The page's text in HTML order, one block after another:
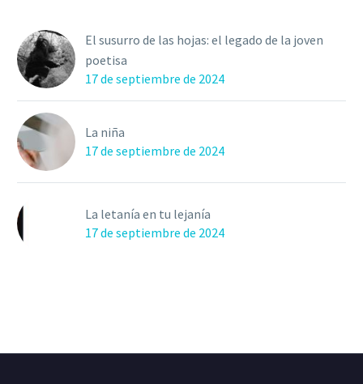
El susurro de las hojas: el legado de la joven
poetisa
17 de septiembre de 2024
La niña
17 de septiembre de 2024
La letanía en tu lejanía
17 de septiembre de 2024